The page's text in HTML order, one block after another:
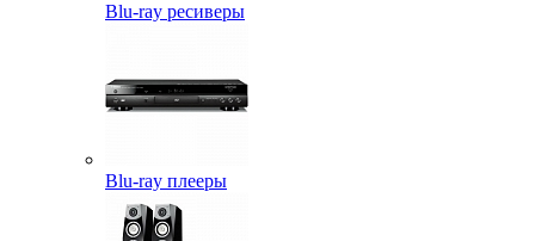
Blu-ray ресиверы
Blu-ray плееры